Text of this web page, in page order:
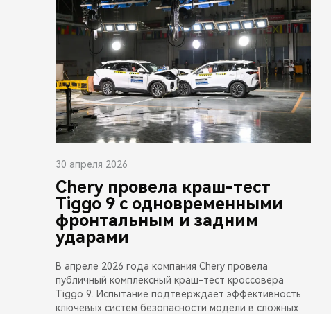
30 апреля 2026
Chery провела краш-тест
Tiggo 9 с одновременными
фронтальным и задним
ударами
В апреле 2026 года компания Chery провела
публичный комплексный краш-тест кроссовера
Tiggo 9. Испытание подтверждает эффективность
ключевых систем безопасности модели в сложных